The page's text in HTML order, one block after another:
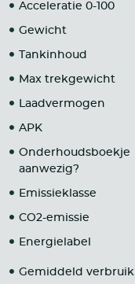
Acceleratie 0-100
Gewicht
Tankinhoud
Max trekgewicht
Laadvermogen
APK
Onderhoudsboekje
aanwezig?
Emissieklasse
CO2-emissie
Energielabel
Gemiddeld verbruik